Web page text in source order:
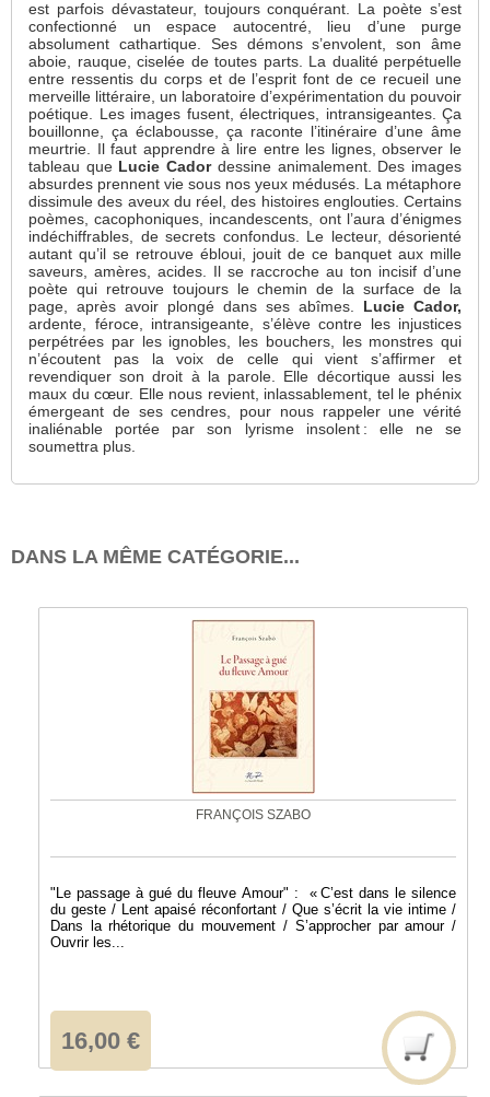
est parfois dévastateur, toujours conquérant. La poète s’est
confectionné un espace autocentré, lieu d’une purge
absolument cathartique. Ses démons s’envolent, son âme
aboie, rauque, ciselée de toutes parts. La dualité perpétuelle
entre ressentis du corps et de l’esprit font de ce recueil une
merveille littéraire, un laboratoire d’expérimentation du pouvoir
poétique. Les images fusent, électriques, intransigeantes. Ça
bouillonne, ça éclabousse, ça raconte l’itinéraire d’une âme
meurtrie. Il faut apprendre à lire entre les lignes, observer le
tableau que Lucie Cadordessine animalement. Des images
absurdes prennent vie sous nos yeux médusés. La métaphore
dissimule des aveux du réel, des histoires englouties. Certains
poèmes, cacophoniques, incandescents, ont l’aura d’énigmes
indéchiffrables, de secrets confondus. Le lecteur, désorienté
autant qu’il se retrouve ébloui, jouit de ce banquet aux mille
saveurs, amères, acides. Il se raccroche au ton incisif d’une
poète qui retrouve toujours le chemin de la surface de la
page, après avoir plongé dans ses abîmes. Lucie Cador,
ardente, féroce, intransigeante, s’élève contre les injustices
perpétrées par les ignobles, les bouchers, les monstres qui
n’écoutent pas la voix de celle qui vient s’affirmer et
revendiquer son droit à la parole. Elle décortique aussi les
maux du cœur. Elle nous revient, inlassablement, tel le phénix
émergeant de ses cendres, pour nous rappeler une vérité
inaliénable portée par son lyrisme insolent : elle ne se
soumettra plus.
DANS LA MÊME CATÉGORIE...
FRANÇOIS SZABO
"Le passage à gué du fleuve Amour" : « C’est dans le silence
du geste / Lent apaisé réconfortant / Que s’écrit la vie intime /
Dans la rhétorique du mouvement / S’approcher par amour /
Ouvrir les...
16,00 €